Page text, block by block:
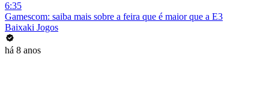
6:35
Gamescom: saiba mais sobre a feira que é maior que a E3
Baixaki Jogos
há 8 anos